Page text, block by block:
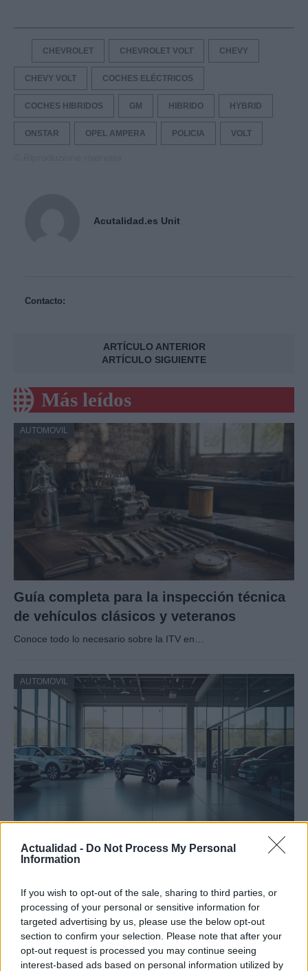
Actualidad - Do Not Process My Personal
Information
If you wish to opt-out of the sale, sharing to third parties, or
processing of your personal or sensitive information for
targeted advertising by us, please use the below opt-out
section to confirm your selection. Please note that after your
opt-out request is processed you may continue seeing
interest-based ads based on personal information utilized by
CHEVROLET CHEVROLET VOLT CHEVY
CHEVY VOLT COCHES ELÉCTRICOS
COCHES HIBRIDOS GM HIBRIDO HYBRID
ONSTAR OPEL AMPERA POLICIA VOLT
Acutalidad.es Unit
Contacto:
ARTÍCULO ANTERIOR
ARTÍCULO SIGUIENTE
Más leídos
AUTOMOVIL
Guía completa para la inspección técnica
de vehículos clásicos y veteranos
Conoce todo lo necesario sobre la ITV en…
AUTOMOVIL
Cómo los vehículos chinos están
transformando el mercado automovilístico
en España
Los coches chinos están dominando el mercado español…
AUTOMOVIL